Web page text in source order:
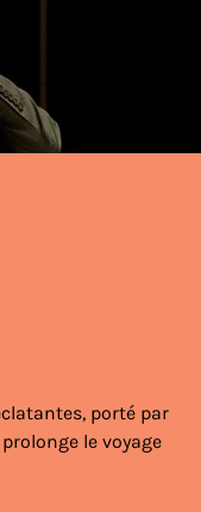
porté par
le voyage